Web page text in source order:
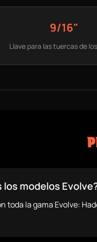
9/16"
Llave para las tuercas de
modelos
toda la gama Evolve: